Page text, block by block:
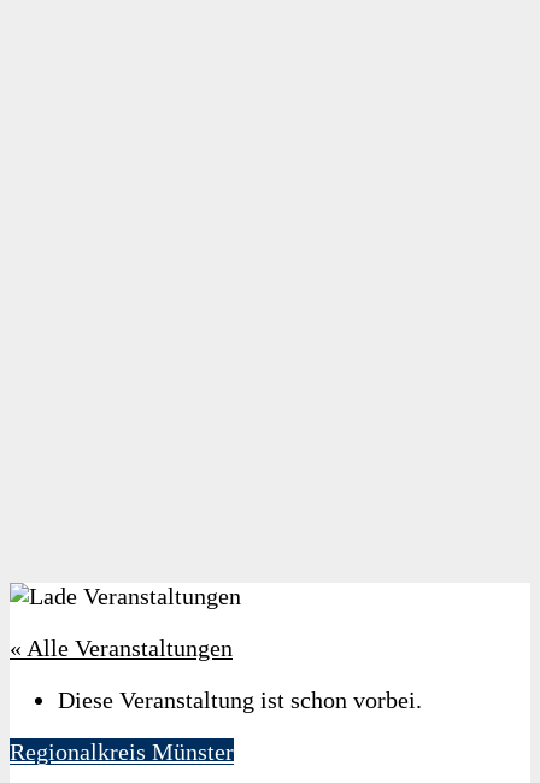
« Alle Veranstaltungen
Diese Veranstaltung ist schon vorbei.
Regionalkreis Münster